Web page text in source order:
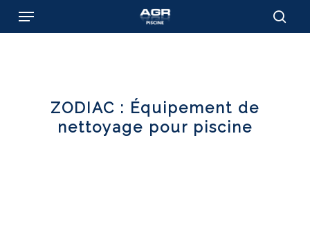
Menu
ZODIAC : Équipement de
nettoyage pour piscine